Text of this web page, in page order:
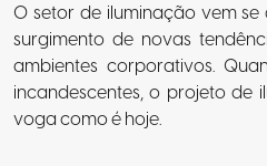
O setor de iluminação vem
surgimento de novas
ambientes corporativos.
incandescentes, o projeto de
voga como é hoje.